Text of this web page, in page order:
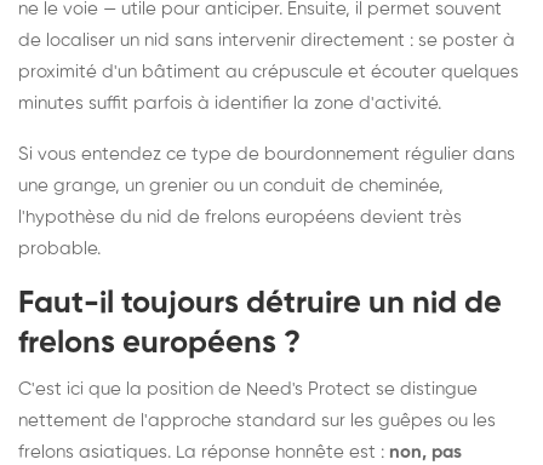
ne le voie — utile pour anticiper. Ensuite, il permet souvent
de localiser un nid sans intervenir directement : se poster à
proximité d'un bâtiment au crépuscule et écouter quelques
minutes suffit parfois à identifier la zone d'activité.
Si vous entendez ce type de bourdonnement régulier dans
une grange, un grenier ou un conduit de cheminée,
l'hypothèse du nid de frelons européens devient très
probable.
Faut-il toujours détruire un nid de
frelons européens ?
C'est ici que la position de Need's Protect se distingue
nettement de l'approche standard sur les guêpes ou les
frelons asiatiques. La réponse honnête est : non, pas